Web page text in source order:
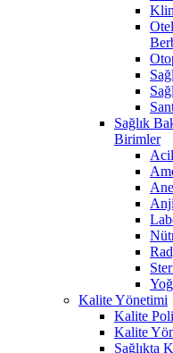
Sağlık
Birimler
Kalite Yönetimi
Kalite
Kalite
Sağlıkta